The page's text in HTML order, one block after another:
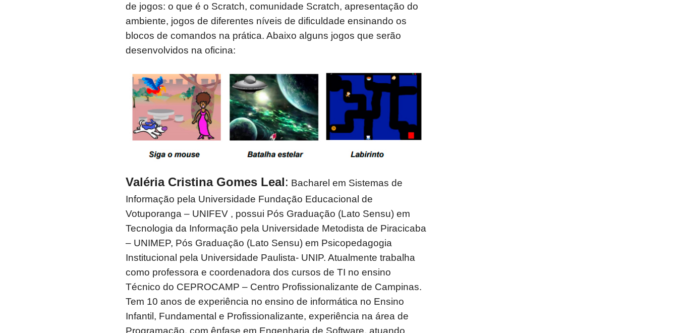
de jogos: o que é o Scratch, comunidade Scratch, apresentação do
ambiente, jogos de diferentes níveis de dificuldade ensinando os
blocos de comandos na prática. Abaixo alguns jogos que serão
desenvolvidos na oficina:
Valéria Cristina Gomes Leal: Bacharel em Sistemas de
Informação pela Universidade Fundação Educacional de
Votuporanga – UNIFEV , possui Pós Graduação (Lato Sensu) em
Tecnologia da Informação pela Universidade Metodista de Piracicaba
– UNIMEP, Pós Graduação (Lato Sensu) em Psicopedagogia
Institucional pela Universidade Paulista- UNIP. Atualmente trabalha
como professora e coordenadora dos cursos de TI no ensino
Técnico do CEPROCAMP – Centro Profissionalizante de Campinas.
Tem 10 anos de experiência no ensino de informática no Ensino
Infantil, Fundamental e Profissionalizante, experiência na área de
Programação, com ênfase em Engenharia de Software, atuando